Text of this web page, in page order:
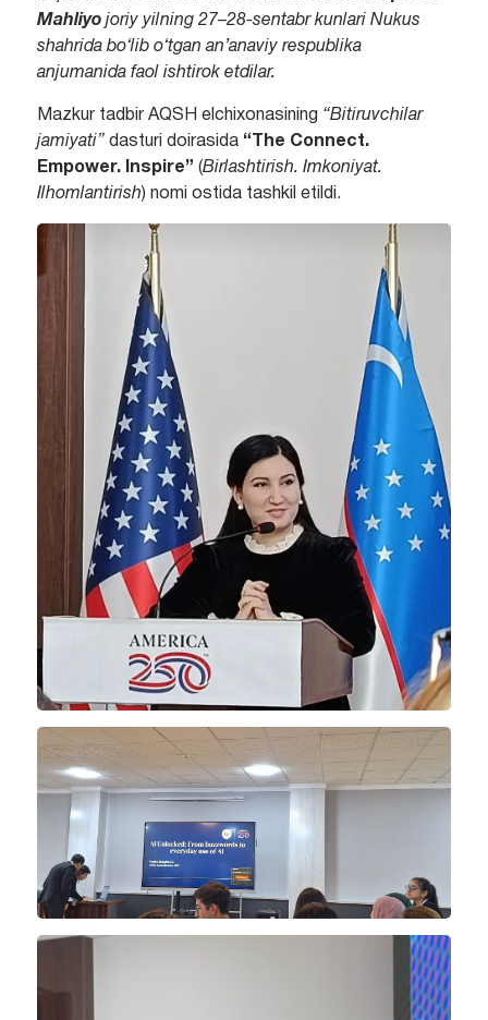
Mahliyojoriy yilning 27–28-sentabr kunlari Nukus
shahrida bo‘lib o‘tgan an’anaviy respublika
anjumanida faol ishtirok etdilar.
Mazkur tadbir AQSH elchixonasining “Bitiruvchilar
jamiyati” dasturi doirasida “The Connect.
Empower. Inspire” (Birlashtirish. Imkoniyat.
Ilhomlantirish) nomi ostida tashkil etildi.